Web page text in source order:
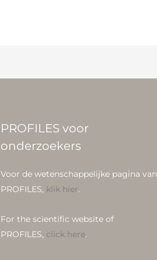
PROFILES voor
onderzoekers
Voor de wetenschappelijke pagina van
PROFILES, klik hier.
For the scientific website of
PROFILES, click here.